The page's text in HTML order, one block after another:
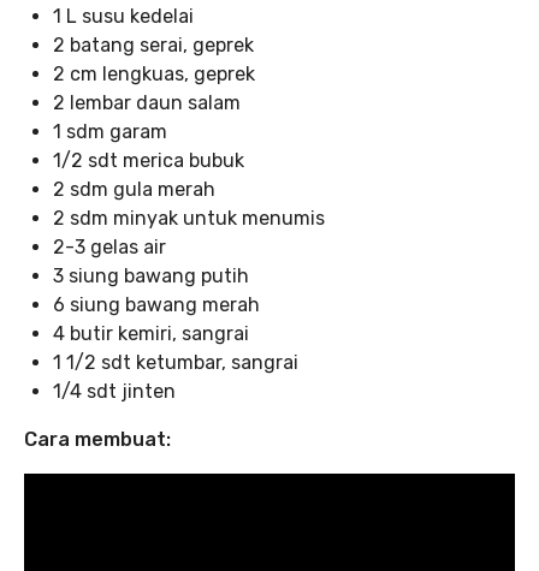
1 L susu kedelai
2 batang serai, geprek
2 cm lengkuas, geprek
2 lembar daun salam
1 sdm garam
1/2 sdt merica bubuk
2 sdm gula merah
2 sdm minyak untuk menumis
2-3 gelas air
3 siung bawang putih
6 siung bawang merah
4 butir kemiri, sangrai
1 1/2 sdt ketumbar, sangrai
1/4 sdt jinten
Cara membuat: